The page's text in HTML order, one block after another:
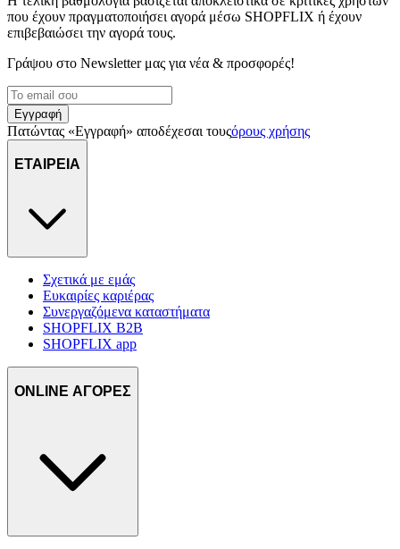
μέρους σας χρήση της τοποθεσίας μας στους συνεργάτες μέσων
διαφημίσεων και ανάλυσης.
που έχουν πραγματοποιήσει αγορά μέσω SHOPFLIX ή έχουν
επιβεβαιώσει την αγορά τους.
Γράψου στο Νewsletter μας για νέα & προσφορές!
Εγγραφή
Πατώντας «Εγγραφή» αποδέχεσαι τουςόρους χρήσης
ΕΤΑΙΡΕΙΑ
Σχετικά με εμάς
Ευκαιρίες καριέρας
Συνεργαζόμενα καταστήματα
SHOPFLIX B2B
SHOPFLIX app
ONLINE ΑΓΟΡΕΣ